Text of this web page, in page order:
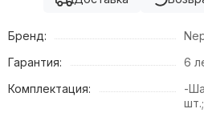
Бренд:
Гарантия:
6
Комплектация:
-